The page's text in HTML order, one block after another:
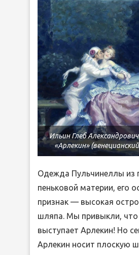
Ильин Глеб
«Арлекин»
Одежда Пульчинеллы из
пеньковой материи, его
признак — высокая
шляпа. Мы привыкли, что
выступает Арлекин! Но
Арлекин носит плоскую